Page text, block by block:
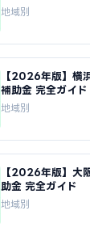
地域別
【2026年版】横
補助金 完全ガイド
地域別
【2026年版】大
助金 完全ガイド
地域別